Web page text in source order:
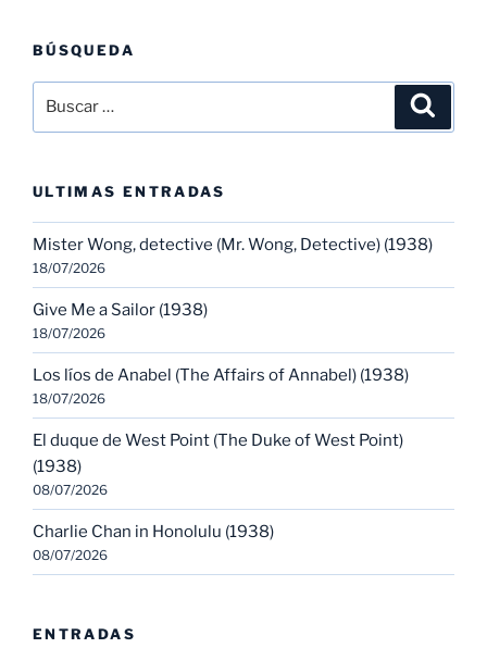
BÚSQUEDA
por:
ULTIMAS ENTRADAS
Mister Wong, detective (Mr. Wong, Detective) (1938)
18/07/2026
Give Me a Sailor (1938)
18/07/2026
Los líos de Anabel (The Affairs of Annabel) (1938)
18/07/2026
El duque de West Point (The Duke of West Point)
(1938)
08/07/2026
Charlie Chan in Honolulu (1938)
08/07/2026
ENTRADAS